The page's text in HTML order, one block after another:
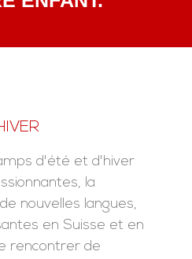
d'été et d'hiver
la
nouvelles langues,
en Suisse et en
rencontrer de